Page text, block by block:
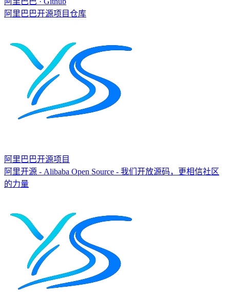
阿里巴巴开源项目仓库
阿里巴巴开源项目
阿里开源 - Alibaba Open Source - 我们开放源码，更相信社区
的力量